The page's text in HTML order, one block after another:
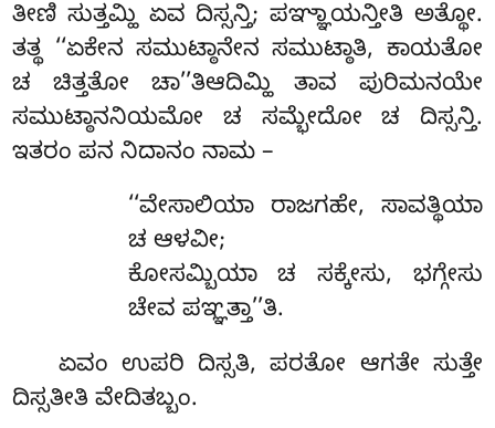
ತೀಣಿ ಸುತ್ತಮ್ಹಿ ಏವ ದಿಸ್ಸನ್ತಿ; ಪಞ್ಞಾಯನ್ತೀತಿ ಅತ್ಥೋ.
ತತ್ಥ ‘‘ಏಕೇನ ಸಮುಟ್ಠಾನೇನ ಸಮುಟ್ಠಾತಿ, ಕಾಯತೋ
ಚ ಚಿತ್ತತೋ ಚಾ’’ತಿಆದಿಮ್ಹಿ ತಾವ ಪುರಿಮನಯೇ
ಸಮುಟ್ಠಾನನಿಯಮೋ ಚ ಸಮ್ಭೇದೋ ಚ ದಿಸ್ಸನ್ತಿ.
ಇತರಂ ಪನ ನಿದಾನಂ ನಾಮ –
‘‘ವೇಸಾಲಿಯಾ ರಾಜಗಹೇ, ಸಾವತ್ಥಿಯಾ
ಚ ಆಳವೀ;
ಕೋಸಮ್ಬಿಯಾ ಚ ಸಕ್ಕೇಸು, ಭಗ್ಗೇಸು
ಚೇವ ಪಞ್ಞತ್ತಾ’’ತಿ.
ಏವಂ ಉಪರಿ ದಿಸ್ಸತಿ, ಪರತೋ ಆಗತೇ ಸುತ್ತೇ
ದಿಸ್ಸತೀತಿ ವೇದಿತಬ್ಬಂ.